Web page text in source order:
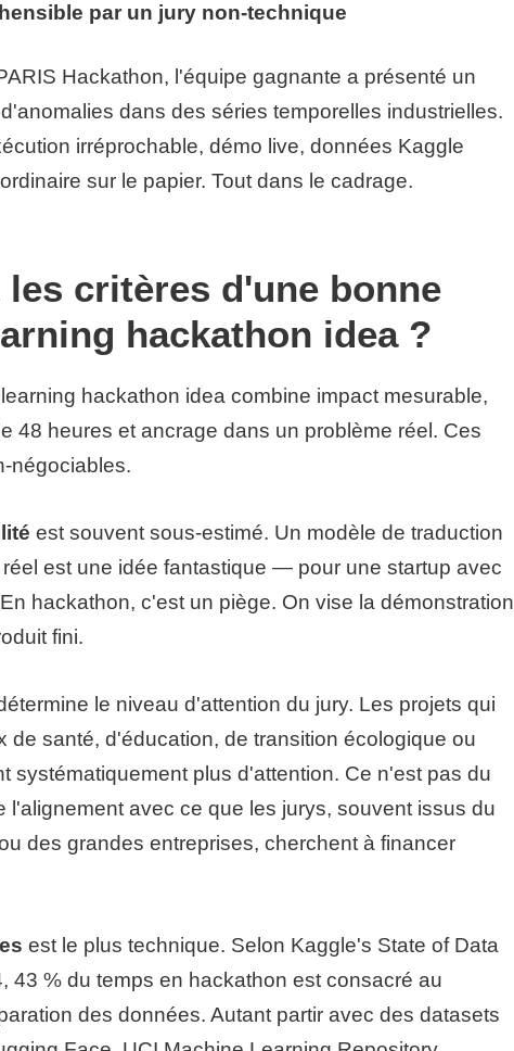
par un jury non-technique
Hackathon, l'équipe gagnante a présenté un
dans des séries temporelles industrielles.
irréprochable, démo live, données Kaggle
sur le papier. Tout dans le cadrage.
critères d'une bonne
hackathon idea ?
hackathon idea combine impact mesurable,
48 heures et ancrage dans un problème réel. Ces
négociables.
est souvent sous-estimé. Un modèle de traduction
est une idée fantastique — pour une startup avec
hackathon, c'est un piège. On vise la démonstration
fini.
le niveau d'attention du jury. Les projets qui
de santé, d'éducation, de transition écologique ou
systématiquement plus d'attention. Ce n'est pas du
avec ce que les jurys, souvent issus du
des grandes entreprises, cherchent à financer
est le plus technique. Selon Kaggle's State of Data
43 % du temps en hackathon est consacré au
des données. Autant partir avec des datasets